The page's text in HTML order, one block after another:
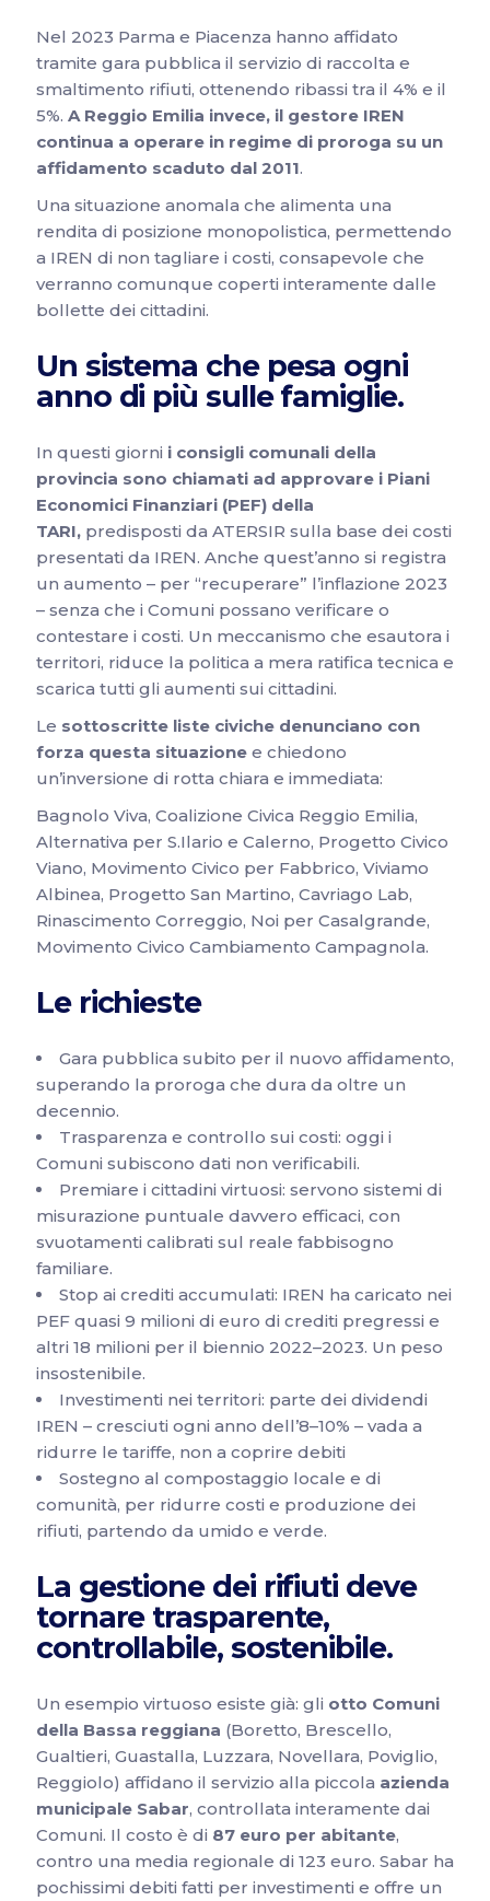
Nel 2023 Parma e Piacenza hanno affidato
tramite gara pubblica il servizio di raccolta e
smaltimento rifiuti, ottenendo ribassi tra il 4% e il
5%. A Reggio Emilia invece, il gestore IREN
continua a operare in regime di proroga su un
affidamento scaduto dal 2011.
Una situazione anomala che alimenta una
rendita di posizione monopolistica, permettendo
a IREN di non tagliare i costi, consapevole che
verranno comunque coperti interamente dalle
bollette dei cittadini.
Un sistema che pesa ogni
anno di più sulle famiglie.
In questi giorni i consigli comunali della
provincia sono chiamati ad approvare i Piani
Economici Finanziari (PEF) della
TARI,predisposti da ATERSIR sulla base dei costi
presentati da IREN. Anche quest’anno si registra
un aumento – per “recuperare” l’inflazione 2023
– senza che i Comuni possano verificare o
contestare i costi. Un meccanismo che esautora i
territori, riduce la politica a mera ratifica tecnica e
scarica tutti gli aumenti sui cittadini.
Le sottoscritte liste civiche denunciano con
forza questa situazionee chiedono
un’inversione di rotta chiara e immediata:
Bagnolo Viva, Coalizione Civica Reggio Emilia,
Alternativa per S.Ilario e Calerno, Progetto Civico
Viano, Movimento Civico per Fabbrico, Viviamo
Albinea, Progetto San Martino, Cavriago Lab,
Rinascimento Correggio, Noi per Casalgrande,
Movimento Civico Cambiamento Campagnola.
Le richieste
Gara pubblica subito per il nuovo affidamento,
superando la proroga che dura da oltre un
decennio.
Trasparenza e controllo sui costi: oggi i
Comuni subiscono dati non verificabili.
Premiare i cittadini virtuosi: servono sistemi di
misurazione puntuale davvero efficaci, con
svuotamenti calibrati sul reale fabbisogno
familiare.
Stop ai crediti accumulati: IREN ha caricato nei
PEF quasi 9 milioni di euro di crediti pregressi e
altri 18 milioni per il biennio 2022–2023. Un peso
insostenibile.
Investimenti nei territori: parte dei dividendi
IREN – cresciuti ogni anno dell’8–10% – vada a
ridurre le tariffe, non a coprire debiti
Sostegno al compostaggio locale e di
comunità, per ridurre costi e produzione dei
rifiuti, partendo da umido e verde.
La gestione dei rifiuti deve
tornare trasparente,
controllabile, sostenibile.
Un esempio virtuoso esiste già: gli otto Comuni
della Bassa reggiana (Boretto, Brescello,
Gualtieri, Guastalla, Luzzara, Novellara, Poviglio,
Reggiolo) affidano il servizio alla piccola azienda
municipale Sabar, controllata interamente dai
Comuni. Il costo è di 87 euro per abitante,
contro una media regionale di 123 euro. Sabar ha
pochissimi debiti fatti per investimenti e offre un